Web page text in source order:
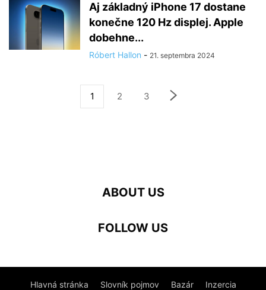
Aj základný iPhone 17 dostane
konečne 120 Hz displej. Apple
dobehne...
Róbert Hallon - 21. septembra 2024
1 2 3
ABOUT US
FOLLOW US
Hlavná stránka Slovník pojmov Bazár Inzercia